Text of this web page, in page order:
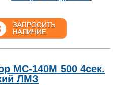
МС-140М 500 4сек.
ЛМЗ